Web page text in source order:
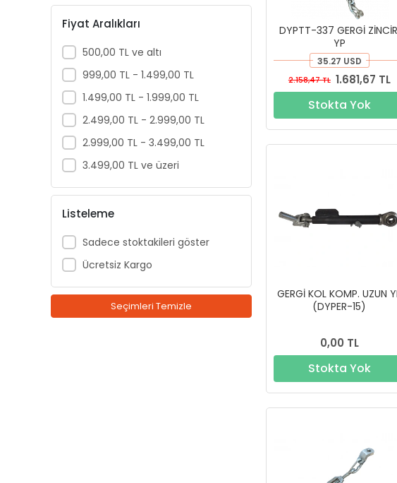
Fiyat Aralıkları
500,00 TL ve altı
999,00 TL - 1.499,00 TL
1.499,00 TL - 1.999,00 TL
2.499,00 TL - 2.999,00 TL
2.999,00 TL - 3.499,00 TL
3.499,00 TL ve üzeri
Listeleme
Sadece stoktakileri göster
Ücretsiz Kargo
Seçimleri Temizle
DYPTT-337 GERGİ
YP
35.27 USD
1.681,67 TL
2.158,47 TL
Stokta Yok
GERGİ KOL KOMP. UZUN
(DYPER-15)
0,00 TL
Stokta Yok